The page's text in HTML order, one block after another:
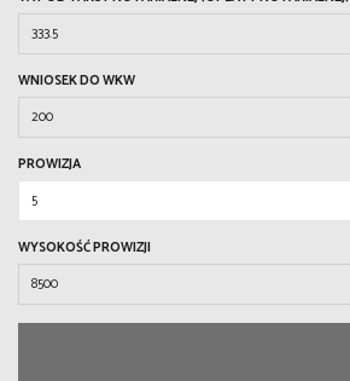
WNIOSEK DO WKW
PROWIZJA
WYSOKOŚĆ PROWIZJI